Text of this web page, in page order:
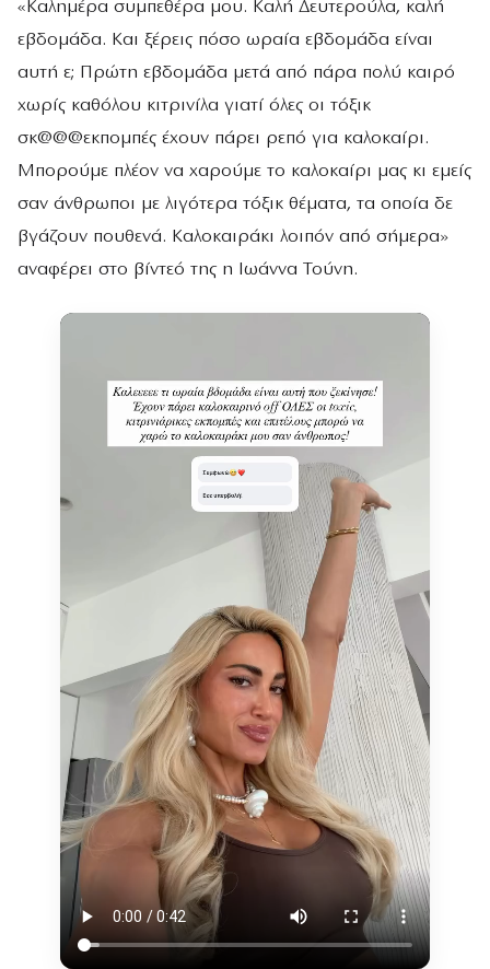
«Καλημέρα συμπεθέρα μου. Καλή Δευτερούλα, καλή
εβδομάδα. Και ξέρεις πόσο ωραία εβδομάδα είναι
αυτή ε; Πρώτη εβδομάδα μετά από πάρα πολύ καιρό
χωρίς καθόλου κιτρινίλα γιατί όλες οι τόξικ
σκ@@@εκπομπές έχουν πάρει ρεπό για καλοκαίρι.
Μπορούμε πλέον να χαρούμε το καλοκαίρι μας κι εμείς
σαν άνθρωποι με λιγότερα τόξικ θέματα, τα οποία δε
βγάζουν πουθενά. Καλοκαιράκι λοιπόν από σήμερα»
αναφέρει στο βίντεό της η Ιωάννα Τούνη.